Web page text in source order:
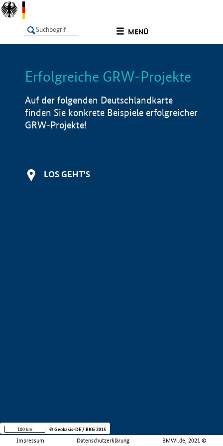
MENÜ
LISTE Info
Erfolgreiche GRW-Projekte
Auf der folgenden Deutschlandkarte
finden Sie konkrete Beispiele erfolgreicher
GRW-Projekte!
LOS GEHT'S
Impressum Datenschutzerklärung BMWi.de, 2021 ©
100 km © Geobasis-DE / BKG 2015